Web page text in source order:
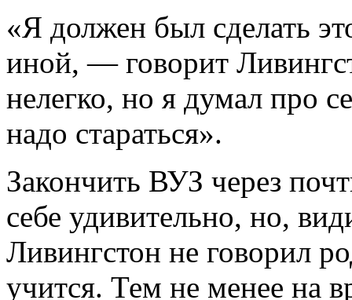
«Я должен был сделать
иной, — говорит
нелегко, но я думал про
надо стараться».
Закончить ВУЗ через
себе удивительно, но,
Ливингстон не говорил
учится. Тем не менее на